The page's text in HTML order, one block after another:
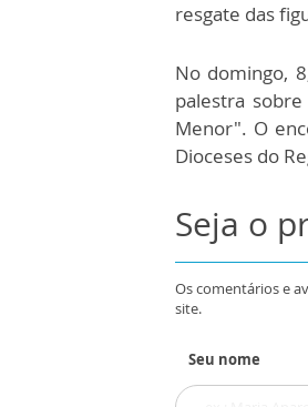
resgate das
No domingo,
palestra
Menor". O
Dioceses do
Seja o
Os comentários e
site.
Seu nome